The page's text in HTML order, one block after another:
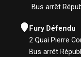
Bus arrêt
Fury Défendu
2 Quai Pierre
Bus arrêt